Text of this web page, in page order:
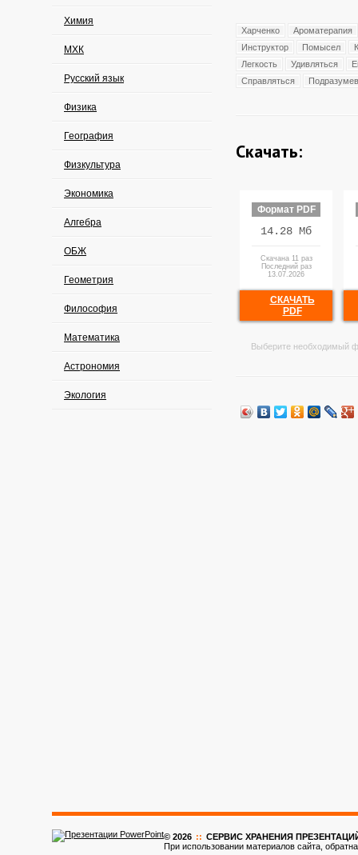
Химия
МХК
Русский язык
Физика
География
Физкультура
Экономика
Алгебра
ОБЖ
Геометрия
Философия
Математика
Астрономия
Экология
Харченко
Ароматерапия
Инструктор
Помысел
Легкость
Удивляться
Справляться
Скачать:
Формат PDF
14.28 Мб
Скачана 11 раз
Последний раз
13.07.2026
СКАЧАТЬ
PDF
Выберите необходимый
© 2026 :: CЕРВИС ХРАНЕНИЯ ПРЕЗЕНТАЦИЙ
При использовании материалов сайта,